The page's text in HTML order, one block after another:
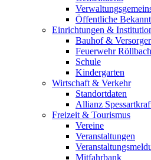
Öffentliche
Einrichtungen &
Bauhof & Versorger
Feuerwehr Röllbach
Schule
Kindergarten
Wirtschaft & Verkehr
Standortdaten
Allianz
Freizeit & Tourismus
Vereine
Veranstaltungen
Mitfahrbank